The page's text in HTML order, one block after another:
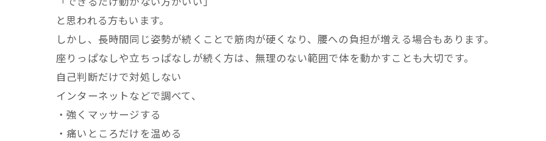
と思われる方もいます。
しかし、長時間同じ姿勢が続くことで筋肉が硬くなり、腰への負担が増える場合もあります。
座りっぱなしや立ちっぱなしが続く方は、無理のない範囲で体を動かすことも大切です。
自己判断だけで対処しない
インターネットなどで調べて、
・強くマッサージする
・痛いところだけを温める